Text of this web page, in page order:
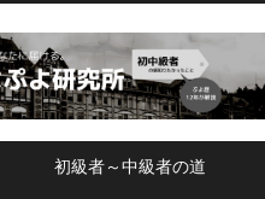
初級者～中級者の道